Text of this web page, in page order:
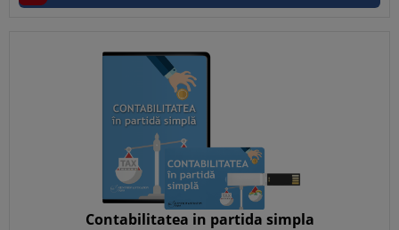
Contabilitatea in partida simpla